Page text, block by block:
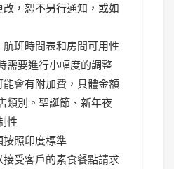
改，恕不另行通知，或如
航班時間表和房間可用性
需要進行小幅度的調整
能會有附加費，具體金額
類別。聖誕節、新年夜
性
按照印度標準
接受客戶的素食餐點請求